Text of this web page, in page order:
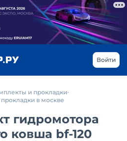
Войти
и прокладки
в москве
гидромотора
ковша bf-120